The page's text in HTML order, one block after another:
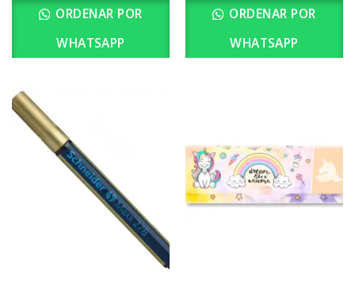
ORDENAR POR
WHATSAPP
ORDENAR POR
WHATSAPP